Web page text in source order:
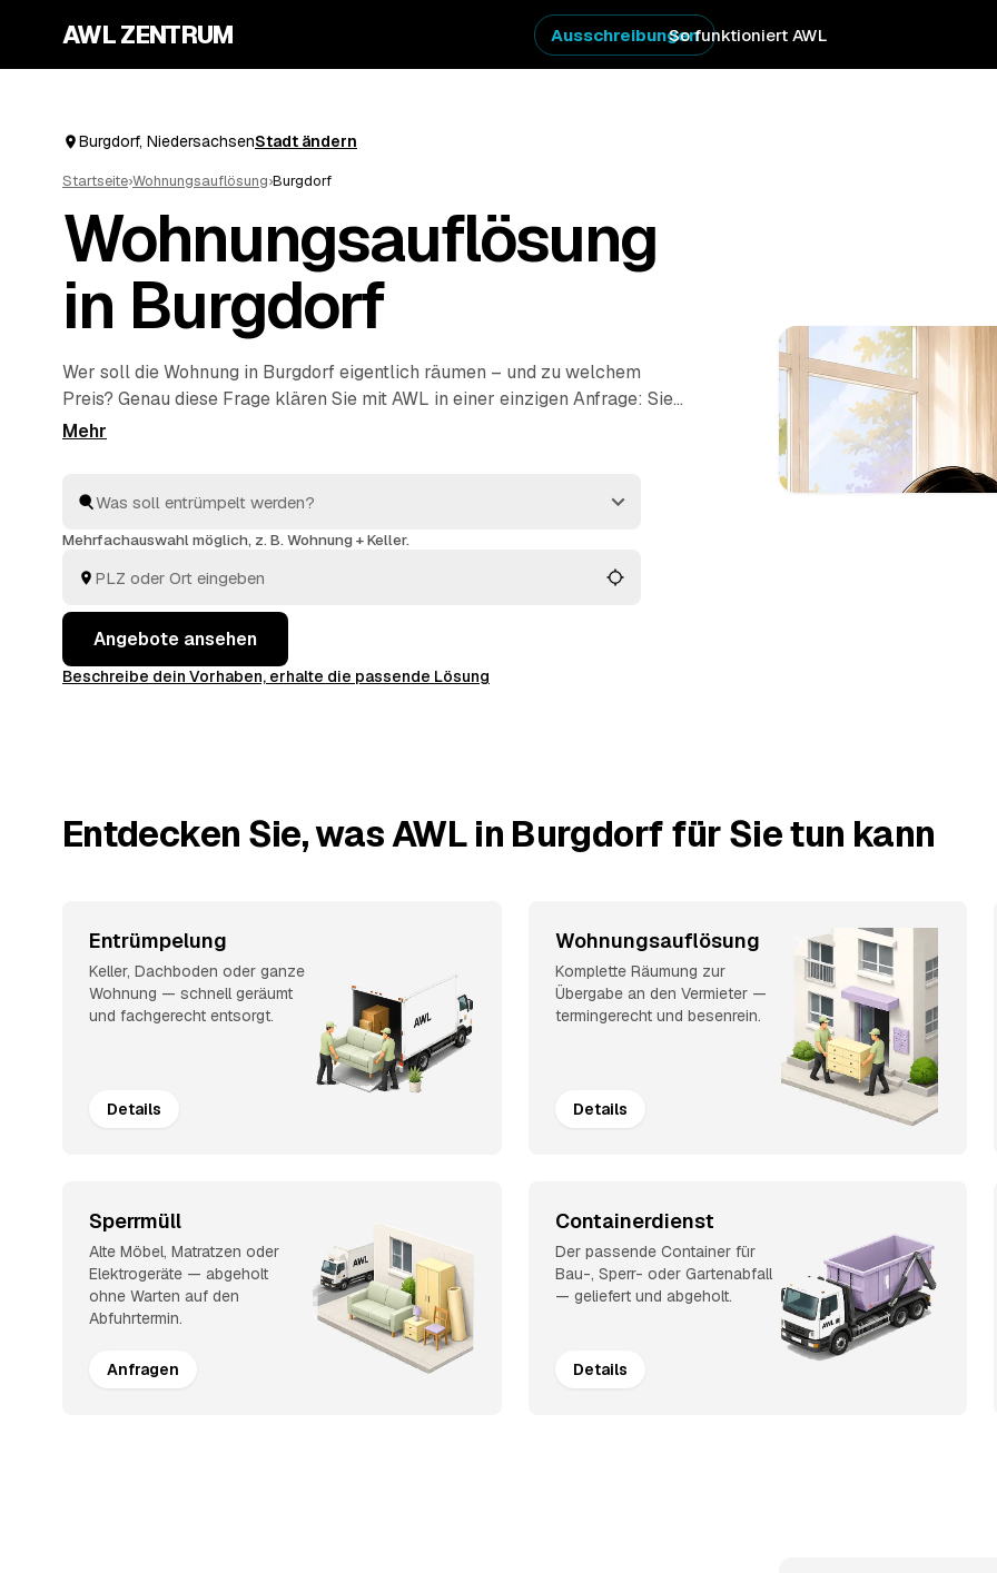
AWL ZENTRUM So funktioniert AWL
Ausschreibungen
Burgdorf, NiedersachsenStadt ändern
Startseite›Wohnungsauflösung›Burgdorf
Wohnungsauflösung
in Burgdorf
Wer soll die Wohnung in Burgdorf eigentlich räumen – und zu welchem
Preis? Genau diese Frage klären Sie mit AWL in einer einzigen Anfrage: Sie
schildern den Umfang, mehrere geprüfte Anbieter aus Burgdorf und
Sie müssen nur das Angebot auswählen, das am besten passt.
Mehrfachauswahl möglich, z. B. Wohnung + Keller.
Angebote ansehen
Beschreibe dein Vorhaben, erhalte die passende Lösung
Entdecken Sie, was AWL in Burgdorf für Sie tun kann
Entrümpelung
Keller, Dachboden oder ganze
Wohnung — schnell geräumt
und fachgerecht entsorgt.
Details
Wohnungsauflösung
Komplette Räumung zur
Übergabe an den Vermieter —
termingerecht und besenrein.
Details
Sperrmüll
Alte Möbel, Matratzen oder
Elektrogeräte — abgeholt
ohne Warten auf den
Abfuhrtermin.
Anfragen
Containerdienst
Der passende Container für
Bau-, Sperr- oder Gartenabfall
— geliefert und abgeholt.
Details